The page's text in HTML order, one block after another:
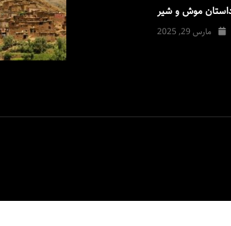
موش و شیر
مارس 29, 2025